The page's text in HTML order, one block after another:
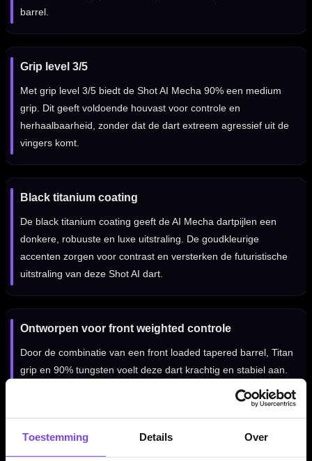
Toestemming Details Over
barrel.
Grip level 3/5
Met grip level 3/5 biedt de Shot AI Mecha 90% een medium
grip. Dit geeft voldoende houvast voor controle en
herhaalbaarheid, zonder dat de dart extreem agressief uit de
vingers komt.
Black titanium coating
De black titanium coating geeft de AI Mecha dartpijlen een
donkere, robuuste en luxe uitstraling. De goudkleurige
accenten zorgen voor contrast en versterken de futuristische
uitstraling van deze Shot AI dart.
Ontworpen voor front weighted controle
Door de combinatie van een front loaded tapered barrel, Titan
grip en 90% tungsten voelt deze dart krachtig en stabiel aan.
Dat maakt de set geschikt voor darters die een stevige
voorkant, duidelijke grip en een gecontroleerde release
belangrijk vinden.